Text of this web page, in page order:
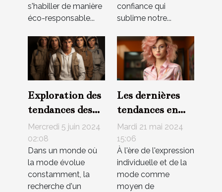
s'habiller de manière
éco-responsable...
confiance qui
sublime notre...
Exploration des
tendances des
combishorts
pour hommes et
femmes :
confort et style
au quotidien
Mercredi 5 juin 2024
02:08
Dans un monde où
la mode évolue
constamment, la
recherche d'un
Les dernières
tendances en
matière de
lunettes pour
adolescents en
2023
Mardi 21 mai 2024
15:06
À l'ère de l'expression
individuelle et de la
mode comme
moyen de